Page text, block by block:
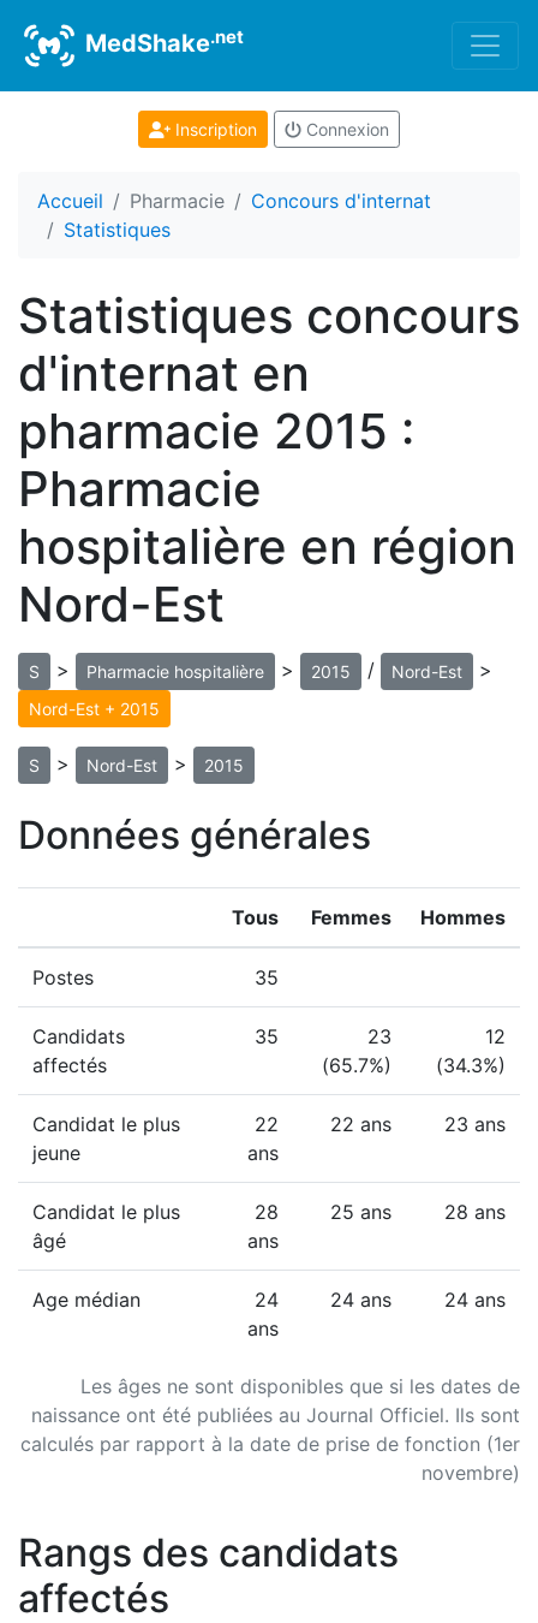
MedShake.net
Inscription Connexion
Accueil Pharmacie
Concours d'internat
Statistiques
Statistiques concours
d'internat en
pharmacie 2015 :
Pharmacie
hospitalière en région
Nord-Est
S > Pharmacie hospitalière > 2015 / Nord-Est >
Nord-Est + 2015
S > Nord-Est > 2015
Données générales
Les âges ne sont disponibles que si les dates de
naissance ont été publiées au Journal Officiel. Ils sont
calculés par rapport à la date de prise de fonction (1er
novembre)
Tous Femmes Hommes
Postes 35
Candidats
affectés
35
23
(65.7%)
12
(34.3%)
Candidat le plus
jeune
22
ans
22 ans 23 ans
Candidat le plus
âgé
28
ans
25 ans 28 ans
Age médian
24
ans
24 ans 24 ans
Rangs des candidats
affectés